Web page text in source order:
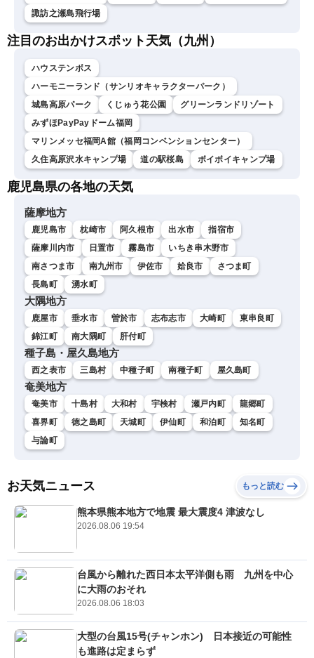
諏訪之瀬島飛行場
注目のお出かけスポット天気（九州）
ハウステンボス
ハーモニーランド（サンリオキャラクターパーク）
城島高原パーク
くじゅう花公園
グリーンランドリゾート
みずほPayPayドーム福岡
マリンメッセ福岡A館（福岡コンベンションセンター）
久住高原沢水キャンプ場
道の駅桜島 ボイボイキャンプ場
鹿児島県の各地の天気
薩摩地方
鹿児島市 枕崎市 阿久根市 出水市
指宿市
薩摩川内市
日置市 霧島市
いちき串木野市
南さつま市
南九州市 伊佐市 姶良市
さつま町
長島町
湧水町
大隅地方
鹿屋市 垂水市 曽於市 志布志市 大崎町
東串良町
錦江町
南大隅町 肝付町
種子島・屋久島地方
西之表市 三島村 中種子町 南種子町 屋久島町
奄美地方
奄美市 十島村 大和村 宇検村 瀬戸内町
龍郷町
喜界町
徳之島町 天城町 伊仙町 和泊町
知名町
与論町
お天気ニュース もっと読む
熊本県熊本地方で地震 最大震度4 津波なし
2026.08.06 19:54
台風から離れた西日本太平洋側も雨 九州を中心
に大雨のおそれ
2026.08.06 18:03
大型の台風15号(チャンホン) 日本接近の可能性
も進路は定まらず